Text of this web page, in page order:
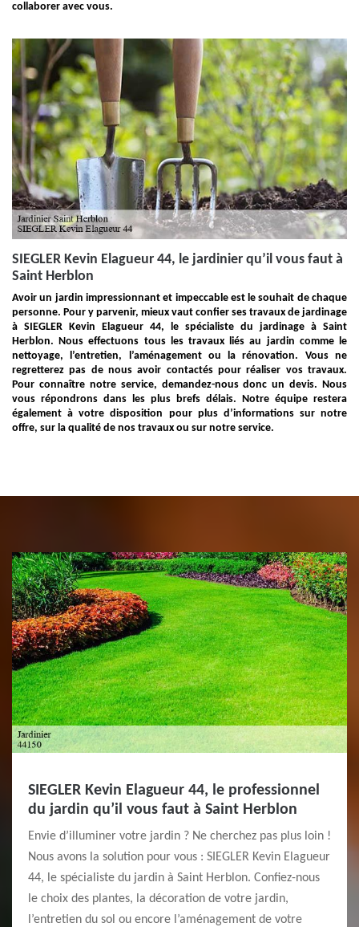
collaborer avec vous.
SIEGLER Kevin Elagueur 44, le jardinier qu’il vous faut à
Saint Herblon
Avoir un jardin impressionnant et impeccable est le souhait de chaque
personne. Pour y parvenir, mieux vaut confier ses travaux de jardinage
à SIEGLER Kevin Elagueur 44, le spécialiste du jardinage à Saint
Herblon. Nous effectuons tous les travaux liés au jardin comme le
nettoyage, l’entretien, l’aménagement ou la rénovation. Vous ne
regretterez pas de nous avoir contactés pour réaliser vos travaux.
Pour connaître notre service, demandez-nous donc un devis. Nous
vous répondrons dans les plus brefs délais. Notre équipe restera
également à votre disposition pour plus d’informations sur notre
offre, sur la qualité de nos travaux ou sur notre service.
SIEGLER Kevin Elagueur 44, le professionnel
du jardin qu’il vous faut à Saint Herblon
Envie d’illuminer votre jardin ? Ne cherchez pas plus loin !
Nous avons la solution pour vous : SIEGLER Kevin Elagueur
44, le spécialiste du jardin à Saint Herblon. Confiez-nous
le choix des plantes, la décoration de votre jardin,
l’entretien du sol ou encore l’aménagement de votre